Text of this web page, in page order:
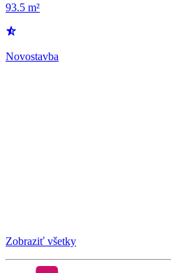
93.5 m²
Novostavba
Zobraziť všetky